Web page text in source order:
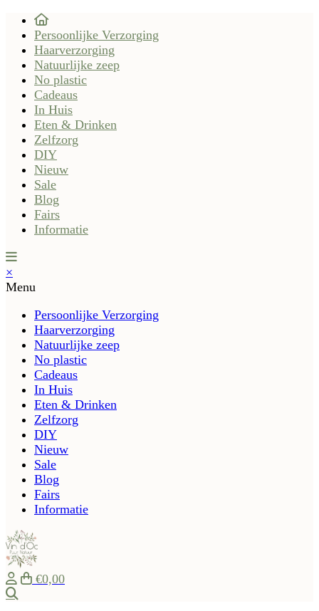
Persoonlijke Verzorging
Haarverzorging
Natuurlijke zeep
No plastic
Cadeaus
In Huis
Eten & Drinken
Zelfzorg
DIY
Nieuw
Sale
Blog
Fairs
Informatie
×
Menu
Persoonlijke Verzorging
Haarverzorging
Natuurlijke zeep
No plastic
Cadeaus
In Huis
Eten & Drinken
Zelfzorg
DIY
Nieuw
Sale
Blog
Fairs
Informatie
€0,00